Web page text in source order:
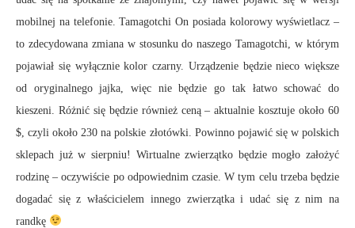
mobilnej na telefonie. Tamagotchi On posiada kolorowy wyświetlacz –
to zdecydowana zmiana w stosunku do naszego Tamagotchi, w którym
pojawiał się wyłącznie kolor czarny. Urządzenie będzie nieco większe
od oryginalnego jajka, więc nie będzie go tak łatwo schować do
kieszeni. Różnić się będzie również ceną – aktualnie kosztuje około 60
$, czyli około 230 na polskie złotówki. Powinno pojawić się w polskich
sklepach już w sierpniu! Wirtualne zwierzątko będzie mogło założyć
rodzinę – oczywiście po odpowiednim czasie. W tym celu trzeba będzie
dogadać się z właścicielem innego zwierzątka i udać się z nim na
randkę